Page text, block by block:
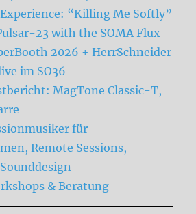
Experience: “Killing Me Softly”
23 with the SOMA Flux
2026 + HerrSchneider
im SO36
MagTone Classic-T,
für
Remote Sessions,
& Beratung